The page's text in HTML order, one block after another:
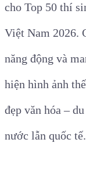
cho Top 50 thí
Việt Nam 2026.
năng động và
hiện hình ảnh
đẹp văn hóa –
nước lẫn quốc tế.